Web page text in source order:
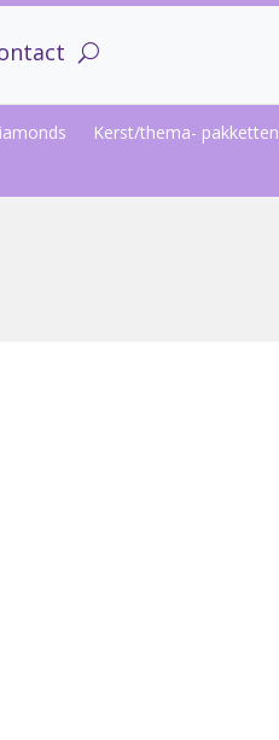
Kerst/thema- pakketten